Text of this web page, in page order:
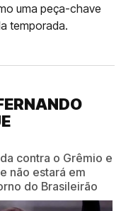
uma peça-chave
temporada.
contra o Grêmio e
não estará em
do Brasileirão